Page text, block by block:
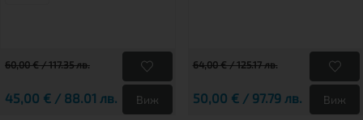
60,00 € / 117.35 лв.
45,00 € / 88.01 лв. Виж
64,00 € / 125.17 лв.
50,00 € / 97.79 лв. Виж